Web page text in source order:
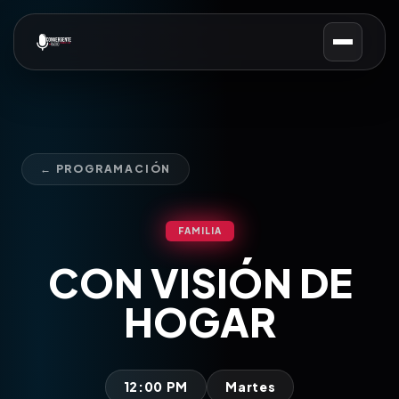
← PROGRAMACIÓN
FAMILIA
CON VISIÓN DE
HOGAR
12:00 PM Martes